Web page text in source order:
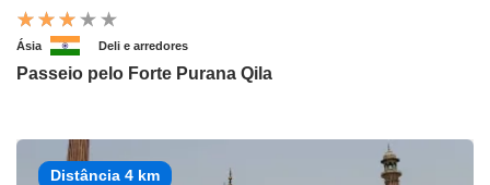
Ásia Deli e arredores
Passeio pelo Forte Purana Qila
Distância 4 km